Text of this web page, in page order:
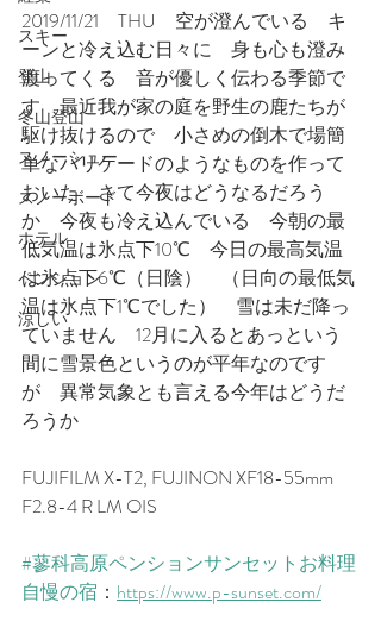
スキー
登山
冬山登山
スノーシュー
スノーボード
ホテル
ペンション
涼しい
2019/11/21　THU　空が澄んでいる　キ
ーンと冷え込む日々に　身も心も澄み
渡ってくる　音が優しく伝わる季節で
す　最近我が家の庭を野生の鹿たちが
駆け抜けるので　小さめの倒木で場簡
単なバリケードのようなものを作って
おいた　さて今夜はどうなるだろう
か　今夜も冷え込んでいる　今朝の最
低気温は氷点下10℃　今日の最高気温
は氷点下6℃（日陰）　（日向の最低気
温は氷点下1℃でした）　雪は未だ降っ
ていません　12月に入るとあっという
間に雪景色というのが平年なのです
が　異常気象とも言える今年はどうだ
ろうか
FUJIFILM X-T2, FUJINON XF18-55mm
F2.8-4 R LM OIS
#蓼科高原ペンションサンセットお料理
自慢の宿 ： https://www.p-sunset.com/